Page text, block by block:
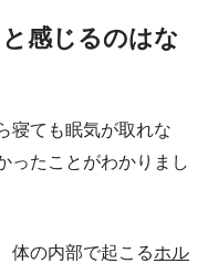
感じるのはな
寝ても眠気が取れな
ったことがわかりまし
体の内部で起こるホル